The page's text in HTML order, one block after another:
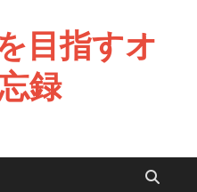
目指すオ
録